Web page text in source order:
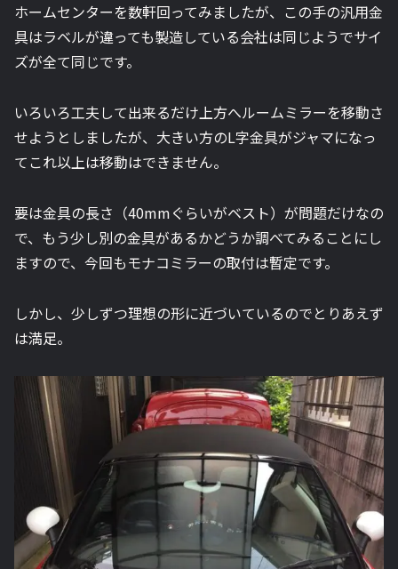
ホームセンターを数軒回ってみましたが、この手の汎用金
具はラベルが違っても製造している会社は同じようでサイ
ズが全て同じです。
いろいろ工夫して出来るだけ上方へルームミラーを移動さ
せようとしましたが、大きい方のL字金具がジャマになっ
てこれ以上は移動はできません。
要は金具の長さ（40mmぐらいがベスト）が問題だけなの
で、もう少し別の金具があるかどうか調べてみることにし
ますので、今回もモナコミラーの取付は暫定です。
しかし、少しずつ理想の形に近づいているのでとりあえず
は満足。